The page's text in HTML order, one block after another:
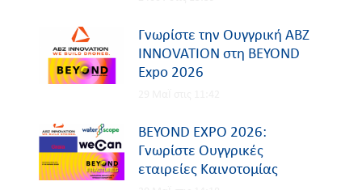
Γνωρίστε την Ουγγρική ABZ
INNOVATION στη BEYOND
Expo 2026
BEYOND EXPO 2026:
Γνωρίστε Ουγγρικές
εταιρείες Καινοτομίας